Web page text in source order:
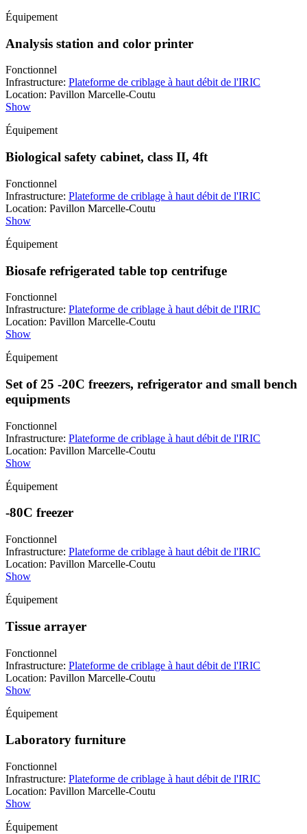
Équipement
Analysis station and color printer
Fonctionnel
Infrastructure: Plateforme de criblage à haut débit de l'IRIC
Location: Pavillon Marcelle-Coutu
Show
Équipement
Biological safety cabinet, class II, 4ft
Fonctionnel
Infrastructure: Plateforme de criblage à haut débit de l'IRIC
Location: Pavillon Marcelle-Coutu
Show
Équipement
Biosafe refrigerated table top centrifuge
Fonctionnel
Infrastructure: Plateforme de criblage à haut débit de l'IRIC
Location: Pavillon Marcelle-Coutu
Show
Équipement
Set of 25 -20C freezers, refrigerator and small bench
equipments
Fonctionnel
Infrastructure: Plateforme de criblage à haut débit de l'IRIC
Location: Pavillon Marcelle-Coutu
Show
Équipement
-80C freezer
Fonctionnel
Infrastructure: Plateforme de criblage à haut débit de l'IRIC
Location: Pavillon Marcelle-Coutu
Show
Équipement
Tissue arrayer
Fonctionnel
Infrastructure: Plateforme de criblage à haut débit de l'IRIC
Location: Pavillon Marcelle-Coutu
Show
Équipement
Laboratory furniture
Fonctionnel
Infrastructure: Plateforme de criblage à haut débit de l'IRIC
Location: Pavillon Marcelle-Coutu
Show
Équipement